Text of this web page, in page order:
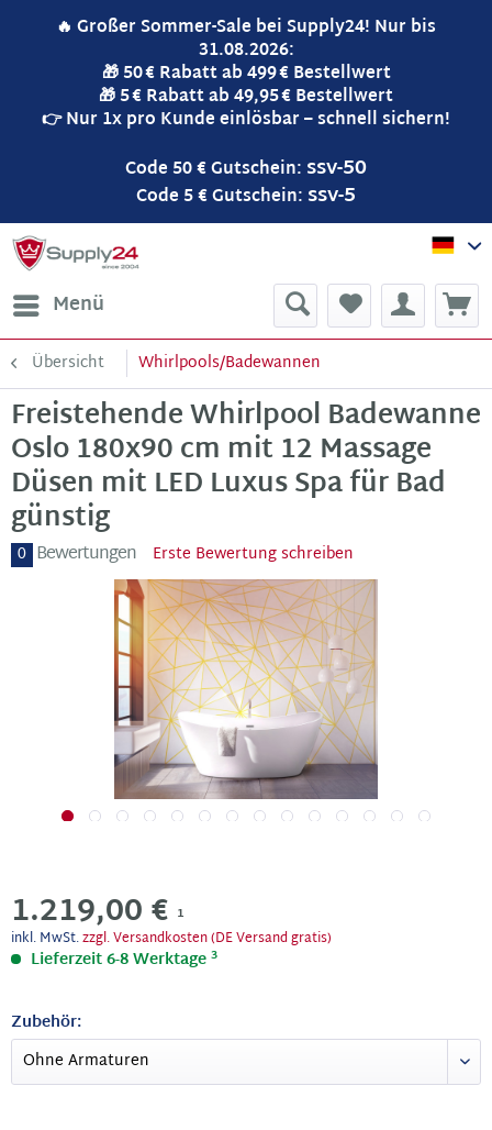
🔥 Großer Sommer-Sale bei Supply24! Nur bis
31.08.2026:
🎁 50 € Rabatt ab 499 € Bestellwert
🎁 5 € Rabatt ab 49,95 € Bestellwert
👉 Nur 1x pro Kunde einlösbar – schnell sichern!
Code 50 € Gutschein: ssv-50
Code 5 € Gutschein: ssv-5
Menü
Übersicht Whirlpools/Badewannen
Freistehende Whirlpool Badewanne
Oslo 180x90 cm mit 12 Massage
Düsen mit LED Luxus Spa für Bad
günstig
0 Bewertungen Erste Bewertung schreiben
1.219,00 € 1
inkl. MwSt.zzgl. Versandkosten (DE Versand gratis)
Lieferzeit 6-8 Werktage 3
Zubehör: